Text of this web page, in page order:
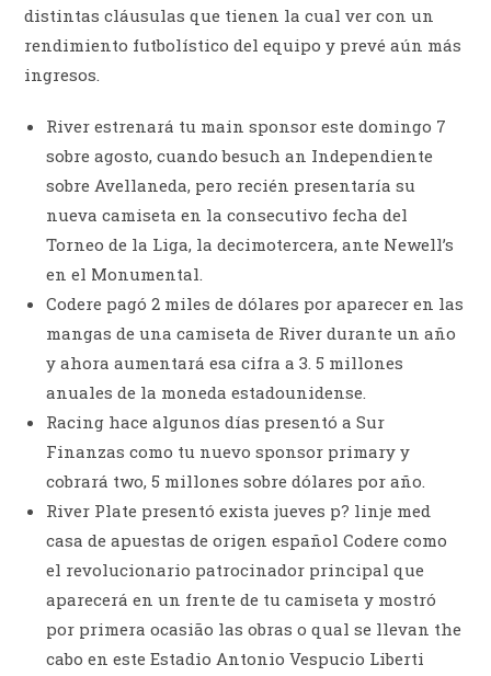
distintas cláusulas que tienen la cual ver con un
rendimiento futbolístico del equipo y prevé aún más
ingresos.
River estrenará tu main sponsor este domingo 7
sobre agosto, cuando besuch an Independiente
sobre Avellaneda, pero recién presentaría su
nueva camiseta en la consecutivo fecha del
Torneo de la Liga, la decimotercera, ante Newell’s
en el Monumental.
Codere pagó 2 miles de dólares por aparecer en las
mangas de una camiseta de River durante un año
y ahora aumentará esa cifra a 3. 5 millones
anuales de la moneda estadounidense.
Racing hace algunos días presentó a Sur
Finanzas como tu nuevo sponsor primary y
cobrará two, 5 millones sobre dólares por año.
River Plate presentó exista jueves p? linje med
casa de apuestas de origen español Codere como
el revolucionario patrocinador principal que
aparecerá en un frente de tu camiseta y mostró
por primera ocasião las obras o qual se llevan the
cabo en este Estadio Antonio Vespucio Liberti